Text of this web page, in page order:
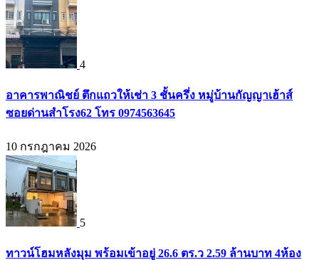
4
อาคารพาณิชย์ ตึกแถวให้เช่า 3 ชั้นครึ่ง หมู่บ้านกัญญาเฮ้าส์
ซอยด่านสำโรง62 โทร 0974563645
10 กรกฎาคม 2026
5
ทาวน์โฮมหลังมุม พร้อมเข้าอยู่ 26.6 ตร.ว 2.59 ล้านบาท 4ห้อง